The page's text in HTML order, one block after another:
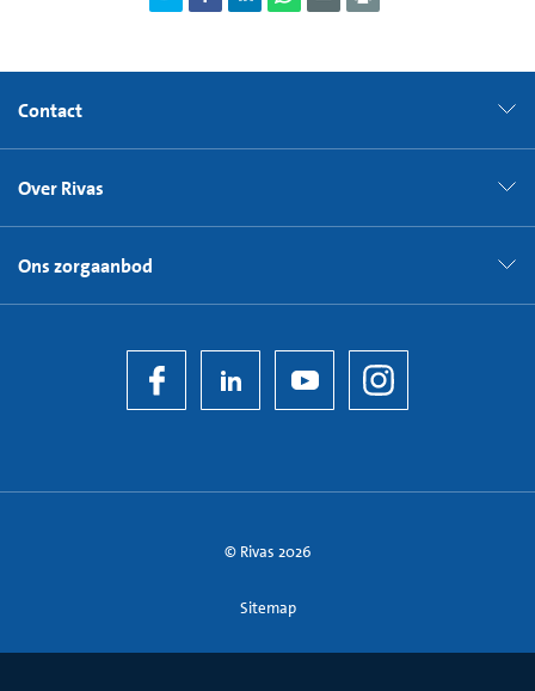
Contact
Over Rivas
Ons zorgaanbod
© Rivas 2026
Sitemap